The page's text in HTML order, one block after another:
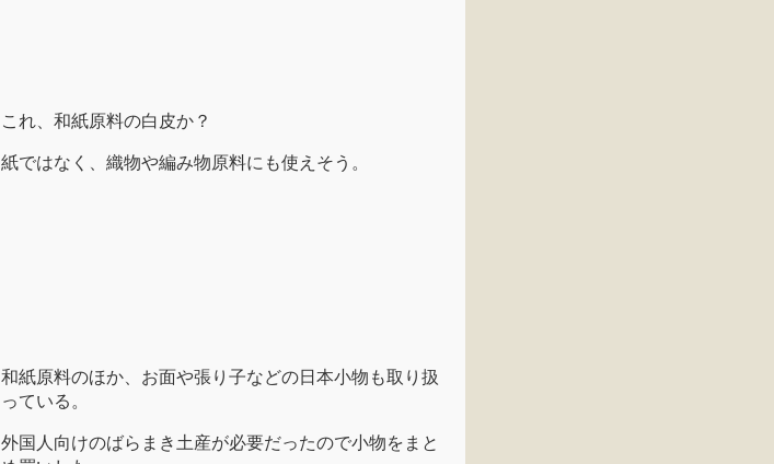
これ、和紙原料の白皮か？
紙ではなく、織物や編み物原料にも使えそう。
和紙原料のほか、お面や張り子などの日本小物も取り扱
っている。
外国人向けのばらまき土産が必要だったので小物をまと